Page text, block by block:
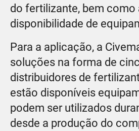
do fertilizante, bem como
disponibilidade de
Para a aplicação, a
soluções na forma de
distribuidores de
estão disponíveis
podem ser utilizados
desde a produção do